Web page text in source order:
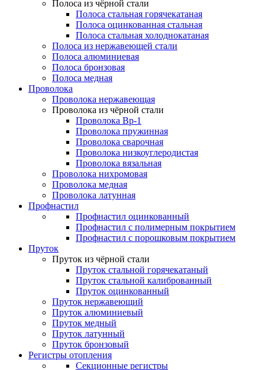
Полоса из чёрной стали
Полоса стальная горячекатаная
Полоса оцинкованная стальная
Полоса стальная холоднокатаная
Полоса из нержавеющей стали
Полоса алюминиевая
Полоса бронзовая
Полоса медная
Проволока
Проволока нержавеющая
Проволока из чёрной стали
Проволока Вр-1
Проволока пружинная
Проволока сварочная
Проволока низкоуглеродистая
Проволока вязальная
Проволока нихромовая
Проволока медная
Проволока латунная
Профнастил
Профнастил оцинкованный
Профнастил с полимерным покрытием
Профнастил с порошковым покрытием
Пруток
Пруток из чёрной стали
Пруток стальной горячекатаный
Пруток стальной калиброванный
Пруток оцинкованный
Пруток нержавеющий
Пруток алюминиевый
Пруток медный
Пруток латунный
Пруток бронзовый
Регистры отопления
Секционные регистры